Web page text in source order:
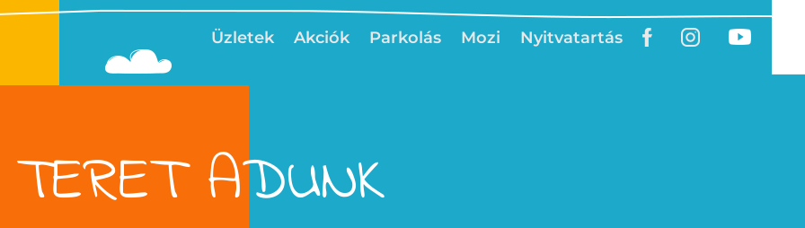
Üzletek Akciók Parkolás Mozi Nyitvatartás
TERET ADUNK